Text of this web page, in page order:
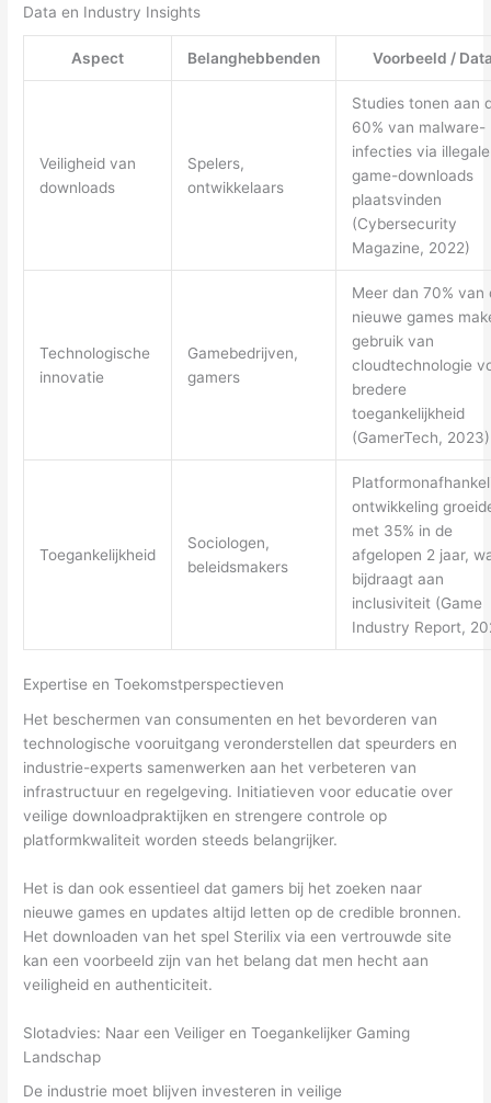
Data en Industry Insights
Aspect Belanghebbenden Voorbeeld /
Veiligheid van
downloads
Spelers,
ontwikkelaars
Studies tonen aan
60% van malware-
infecties via illegale
game-downloads
plaatsvinden
(Cybersecurity
Magazine, 2022)
Technologische
innovatie
Gamebedrijven,
gamers
Meer dan 70% van
nieuwe games
gebruik van
cloudtechnologie
bredere
toegankelijkheid
(GamerTech, 2023)
Toegankelijkheid
Sociologen,
beleidsmakers
ontwikkeling
met 35% in de
afgelopen 2 jaar,
bijdraagt aan
inclusiviteit (Game
Industry Report,
Expertise en Toekomstperspectieven
Het beschermen van consumenten en het bevorderen van
technologische vooruitgang veronderstellen dat speurders en
industrie-experts samenwerken aan het verbeteren van
infrastructuur en regelgeving. Initiatieven voor educatie over
veilige downloadpraktijken en strengere controle op
platformkwaliteit worden steeds belangrijker.
Het is dan ook essentieel dat gamers bij het zoeken naar
nieuwe games en updates altijd letten op de credible bronnen.
Het downloaden van het spel Sterilix via een vertrouwde site
kan een voorbeeld zijn van het belang dat men hecht aan
veiligheid en authenticiteit.
Slotadvies: Naar een Veiliger en Toegankelijker Gaming
Landschap
De industrie moet blijven investeren in veilige